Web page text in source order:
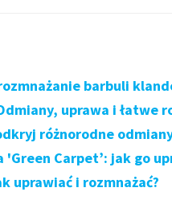
barbuli
uprawa i łatwe
różnorodne
'Green Carpet’: jak go
uprawiać i rozmnażać?